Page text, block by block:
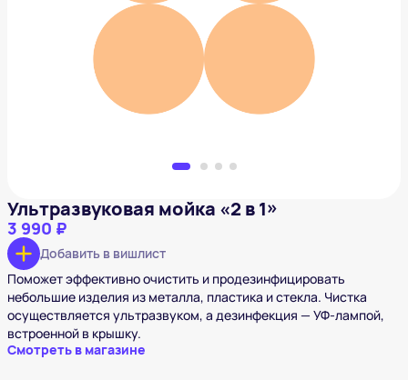
Ультразвуковая мойка «2 в 1»
3 990 ₽
Добавить в вишлист
Ультразвуковая мойка «2 в 1»
3 990 ₽
Добавить в вишлист
Поможет эффективно очистить и продезинфицировать
небольшие изделия из металла, пластика и стекла. Чистка
осуществляется ультразвуком, а дезинфекция — УФ-лампой,
встроенной в крышку.
Смотреть в магазине